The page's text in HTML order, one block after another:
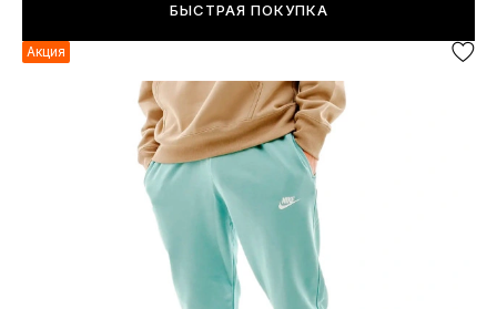
БЫСТРАЯ ПОКУПКА
Акция